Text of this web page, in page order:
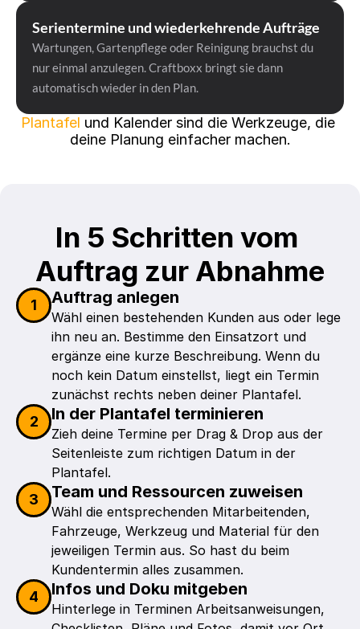
Serientermine und wiederkehrende Aufträge
Wartungen, Gartenpflege oder Reinigung brauchst du
nur einmal anzulegen. Craftboxx bringt sie dann
automatisch wieder in den Plan.
Plantafel und Kalender sind die Werkzeuge, die
deine Planung einfacher machen.
In 5 Schritten vom
Auftrag zur Abnahme
1 Auftrag anlegen
Wähl einen bestehenden Kunden aus oder lege
ihn neu an. Bestimme den Einsatzort und
ergänze eine kurze Beschreibung. Wenn du
noch kein Datum einstellst, liegt ein Termin
zunächst rechts neben deiner Plantafel.
2 In der Plantafel terminieren
Zieh deine Termine per Drag & Drop aus der
Seitenleiste zum richtigen Datum in der
Plantafel.
3 Team und Ressourcen zuweisen
Wähl die entsprechenden Mitarbeitenden,
Fahrzeuge, Werkzeug und Material für den
jeweiligen Termin aus. So hast du beim
Kundentermin alles zusammen.
4 Infos und Doku mitgeben
Hinterlege in Terminen Arbeitsanweisungen,